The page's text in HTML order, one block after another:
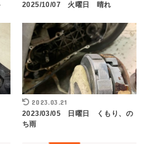
2025/10/07 火曜日 晴れ
2023.03.21
2023/03/05 日曜日 くもり、の
ち雨